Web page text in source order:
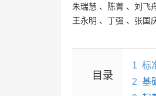
朱瑞慧 、 陈菁 、 刘飞
王永明 、 丁强 、 张国
目录
1 标
2 基